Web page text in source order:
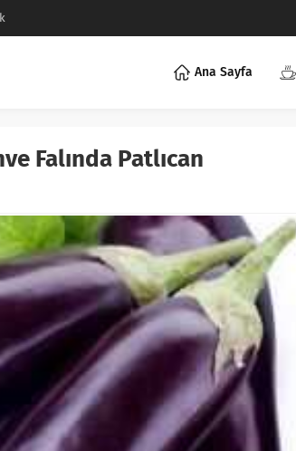
Ana Sayfa
Falında Patlıcan